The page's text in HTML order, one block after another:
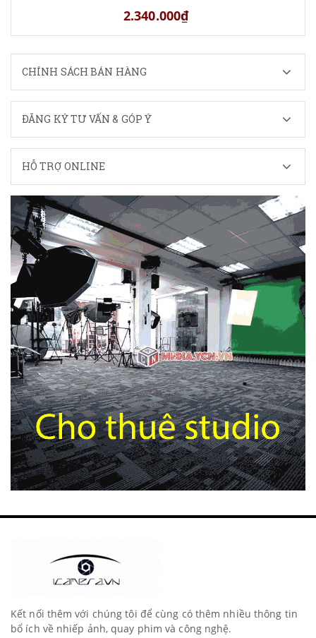
2.340.000₫
CHÍNH SÁCH BÁN HÀNG
ĐĂNG KÝ TƯ VẤN & GÓP Ý
HỖ TRỢ ONLINE
Kết nối thêm với chúng tôi để cùng có thêm nhiều thông tin
bổ ích về nhiếp ảnh, quay phim và công nghệ.